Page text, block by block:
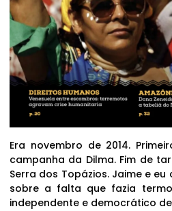
Era novembro de 2014.
campanha da Dilma. Fim de
Serra dos Topázios. Jaime e
sobre a falta que fazia
independente e democrático